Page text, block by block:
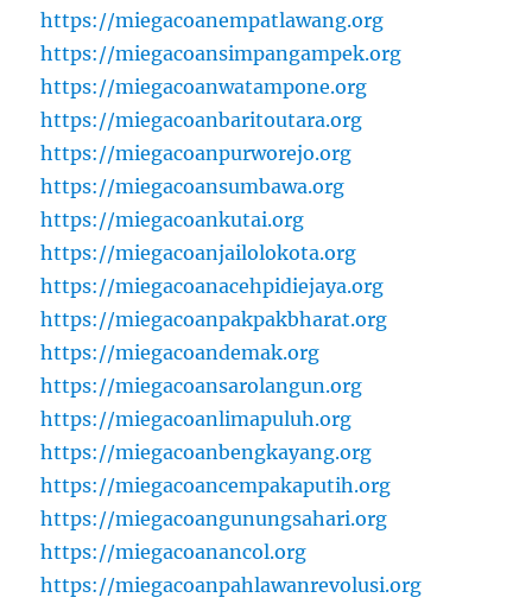
https://miegacoanempatlawang.org
https://miegacoansimpangampek.org
https://miegacoanwatampone.org
https://miegacoanbaritoutara.org
https://miegacoanpurworejo.org
https://miegacoansumbawa.org
https://miegacoankutai.org
https://miegacoanjailolokota.org
https://miegacoanacehpidiejaya.org
https://miegacoanpakpakbharat.org
https://miegacoandemak.org
https://miegacoansarolangun.org
https://miegacoanlimapuluh.org
https://miegacoanbengkayang.org
https://miegacoancempakaputih.org
https://miegacoangunungsahari.org
https://miegacoanancol.org
https://miegacoanpahlawanrevolusi.org